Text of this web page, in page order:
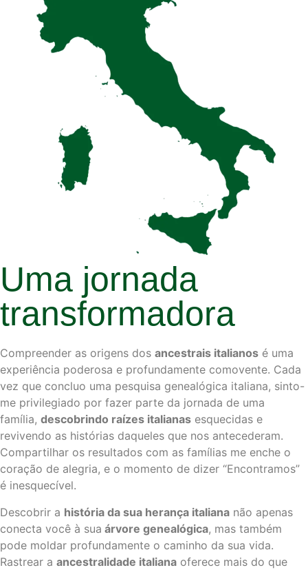
Uma jornada
transformadora
Compreender as origens dos ancestrais italianos é uma
experiência poderosa e profundamente comovente. Cada
vez que concluo uma pesquisa genealógica italiana, sinto-
me privilegiado por fazer parte da jornada de uma
família, descobrindo raízes italianas esquecidas e
revivendo as histórias daqueles que nos antecederam.
Compartilhar os resultados com as famílias me enche o
coração de alegria, e o momento de dizer “Encontramos”
é inesquecível.
Descobrir a história da sua herança italiana não apenas
conecta você à sua árvore genealógica, mas também
pode moldar profundamente o caminho da sua vida.
Rastrear a ancestralidade italiana oferece mais do que